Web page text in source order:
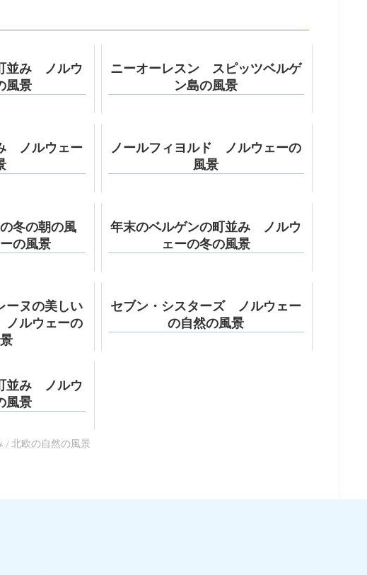
並み ノルウ
風景
ニーオーレスン スピッツベルゲ
ン島の風景
ノルウェー
ノールフィヨルド ノルウェーの
風景
冬の朝の風
の風景
年末のベルゲンの町並み ノルウ
ェーの冬の風景
ーヌの美しい
ルウェーの
セブン・シスターズ ノルウェー
の自然の風景
並み ノルウ
風景
/ 北欧の自然の風景